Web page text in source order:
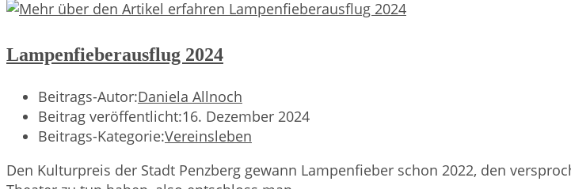
Lampenfieberausflug 2024
Beitrags-Autor:Daniela Allnoch
Beitrag veröffentlicht:16. Dezember 2024
Beitrags-Kategorie:Vereinsleben
Den Kulturpreis der Stadt Penzberg gewann Lampenfieber schon 2022, den